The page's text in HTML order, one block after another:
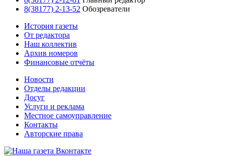
8(38177) 2-13-52 Обозреватели
История газеты
От редактора
Наш коллектив
Архив номеров
Финансовые отчёты
Новости
Отделы редакции
Досуг
Услуги и реклама
Местное самоуправление
Контакты
Авторские права